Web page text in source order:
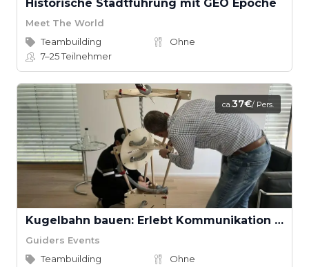
Historische Stadtführung mit GEO Epoche
Meet The World
Teambuilding
Ohne
7–25Teilnehmer
ca.37€/ Pers.
Kugelbahn bauen: Erlebt Kommunikation und Teamarbeit
Guiders Events
Teambuilding
Ohne